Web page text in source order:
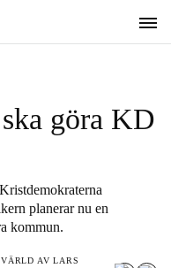
göra KD
planerar nu en
kommun.
AV LARS